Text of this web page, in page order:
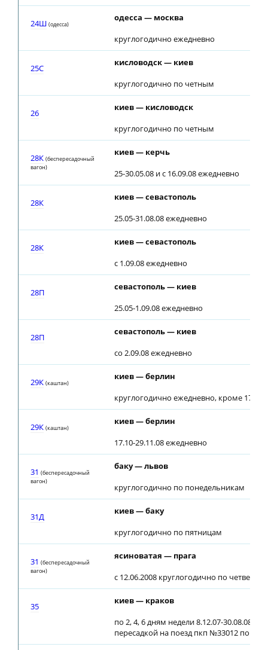
24Ш (одесса)
одесса — москва
круглогодично ежедневно
25С
кисловодск — киев
круглогодично по четным
26
киев — кисловодск
круглогодично по четным
28К (беспересадочный
вагон)
киев — керчь
25-30.05.08 и с 16.09.08 ежедневно
28К
киев — севастополь
25.05-31.08.08 ежедневно
28К
киев — севастополь
с 1.09.08 ежедневно
28П
севастополь — киев
25.05-1.09.08 ежедневно
28П
севастополь — киев
со 2.09.08 ежедневно
29К (каштан)
киев — берлин
круглогодично ежедневно, кроме 17.10-
29К (каштан)
киев — берлин
17.10-29.11.08 ежедневно
31 (беспересадочный
вагон)
баку — львов
круглогодично по понедельникам
31Д
киев — баку
круглогодично по пятницам
31 (беспересадочный
вагон)
ясиноватая — прага
с 12.06.2008 круглогодично по четвергам
35
киев — краков
по 2, 4, 6 дням недели 8.12.07-30.08.08 с
пересадкой на поезд пкп №33012 по